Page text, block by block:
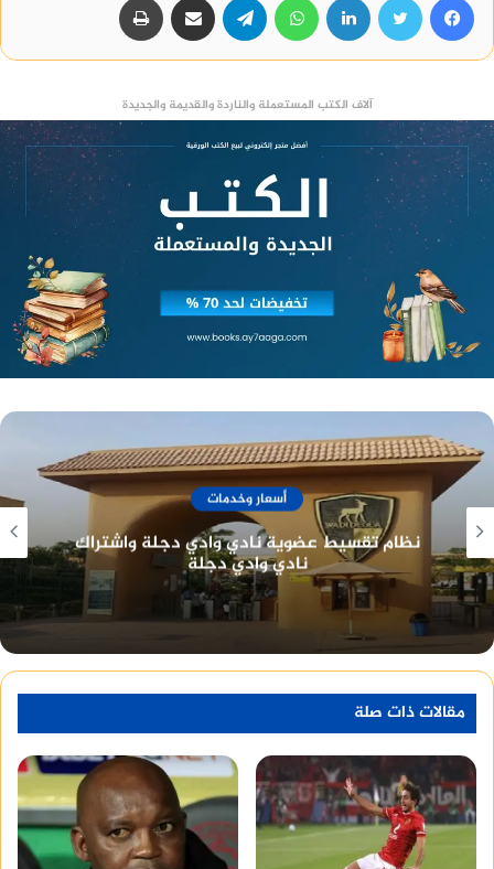
منصة وساطة لبيع العقارات مجانا
وكان عمرو وردة قد كشف في وقت سابق أن فسخ
عقده مع الفريق الأول لكرة القدم بنادي الرجاء البيضاوي
المغربي بسبب ظروف صحية.
آلاف الكتب المستعملة والناردة والقديمة والجديدة
أسعار وخدمات
نادي الصيد المصري تاريخ طويل وعراقة في خدمة
أعضائه
مقالات ذات صلة